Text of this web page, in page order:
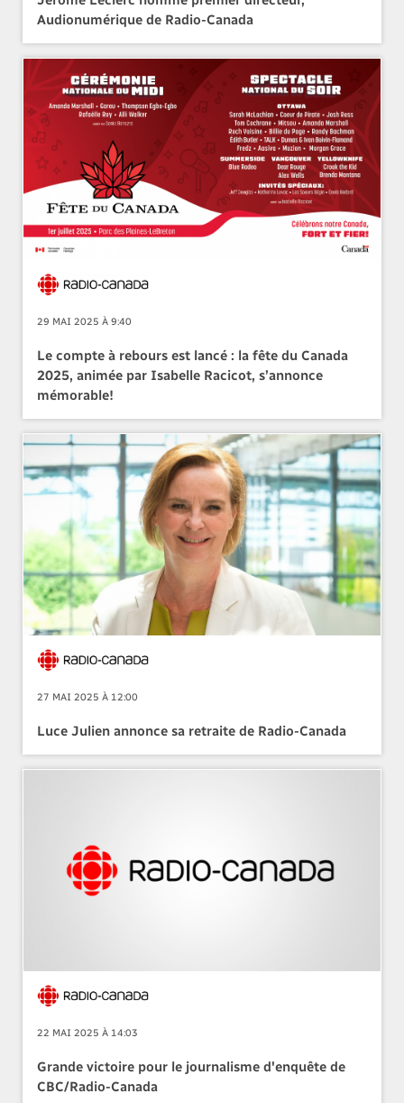
Audionumérique de Radio-Canada
29 MAI 2025 À 9:40
Le compte à rebours est lancé : la fête du Canada
2025, animée par Isabelle Racicot, s’annonce
mémorable!
27 MAI 2025 À 12:00
Luce Julien annonce sa retraite de Radio-Canada
22 MAI 2025 À 14:03
Grande victoire pour le journalisme d'enquête de
CBC/Radio-Canada